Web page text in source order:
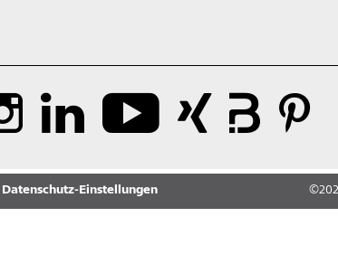
Datenschutz-Einstellungen ©